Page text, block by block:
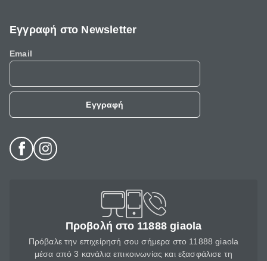
Εγγραφή στο Newsletter
Email
Εγγραφή
Προβολή στο 11888 giaola
Πρόβαλε την επιχείρησή σου σήμερα στο 11888 giaola
μέσα από 3 κανάλια επικοινωνίας και εξασφάλισε τη